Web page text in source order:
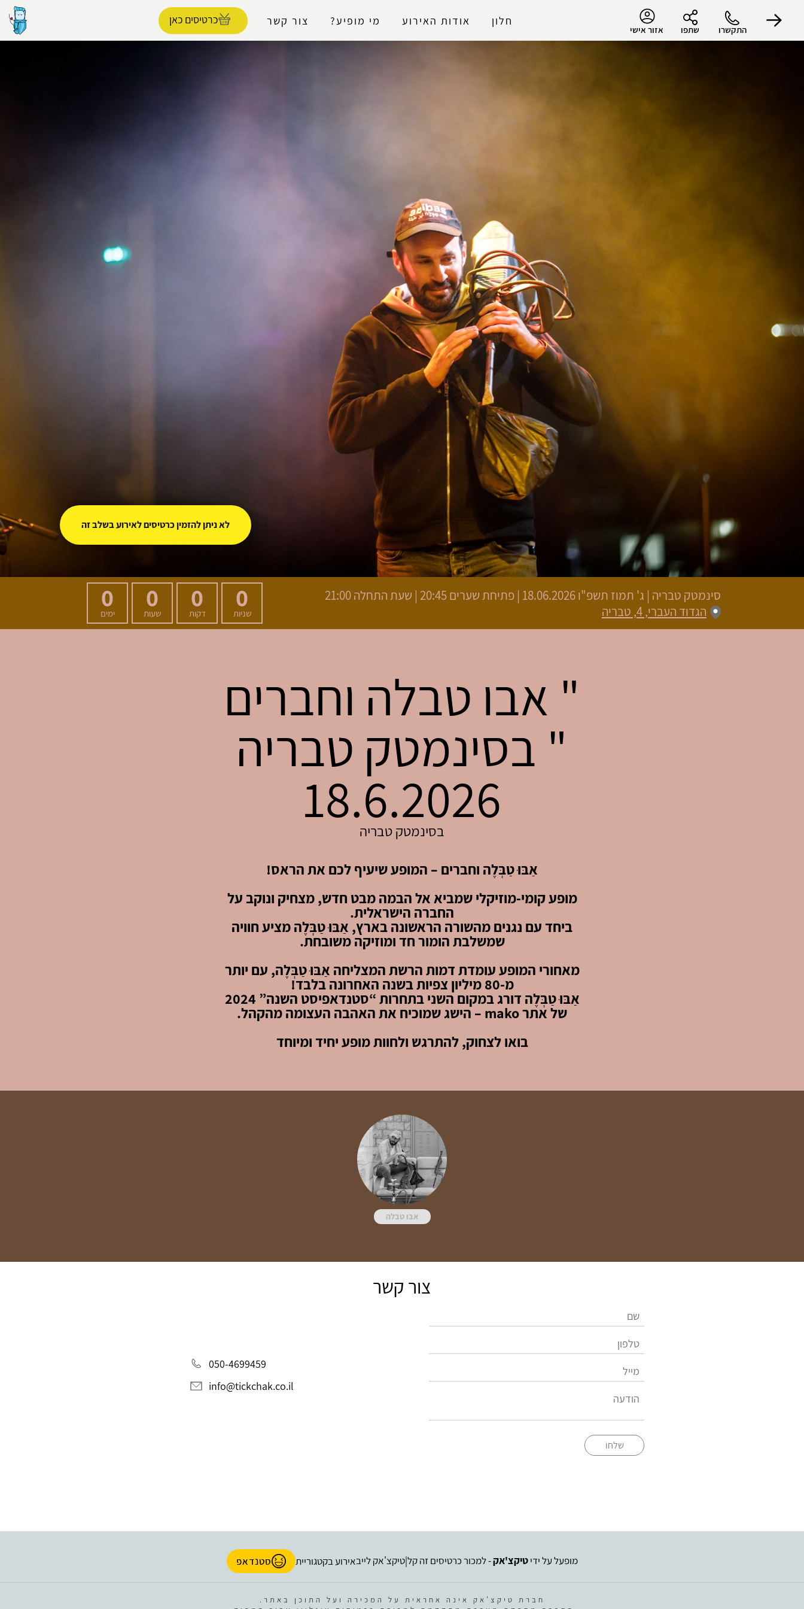
התקשרו שתפו אזור אישי
חלון אודות האירוע מי מופיע? צור קשר כרטיסים כאן
סינמטק טבריה | ג' תמוז תשפ"ו18.06.2026 | פתיחת שערים 20:45 | שעת התחלה 21:00
הגדוד העברי, 4, טבריה
0
שניות
0
דקות
0
שעות
0
ימים
" אבו טבלה וחברים
" בסינמטק טבריה
18.6.2026
בסינמטק טבריה
אַבּוּ טַבְּלֶה וחברים – המופע שיעיף לכם את הראס!
מופע קומי-מוזיקלי שמביא אל הבמה מבט חדש, מצחיק ונוקב על
החברה הישראלית.
ביחד עם נגנים מהשורה הראשונה בארץ, אַבּוּ טַבְּלֶה מציע חוויה
שמשלבת הומור חד ומוזיקה משובחת.
מאחורי המופע עומדת דמות הרשת המצליחה אַבּוּ טַבְּלֶה, עם יותר
מ-80 מיליון צפיות בשנה האחרונה בלבד!
אַבּוּ טַבְּלֶה דורג במקום השני בתחרות “סטנדאפיסט השנה” 2024
של אתר mako – הישג שמוכיח את האהבה העצומה מהקהל.
בואו לצחוק, להתרגש ולחוות מופע יחיד ומיוחד
אבו טבלה
צור קשר
שלחו
050-4699459
info@tickchak.co.il
מופעל על ידיטיקצ'אק- למכור כרטיסים זה קל|טיקצ'אק לייבאירוע בקטגוריית סטנדאפ
חברת טיקצ'אק אינה אחראית על המכירה ועל התוכן באתר.
לא ניתן להזמין כרטיסים לאירוע בשלב זה